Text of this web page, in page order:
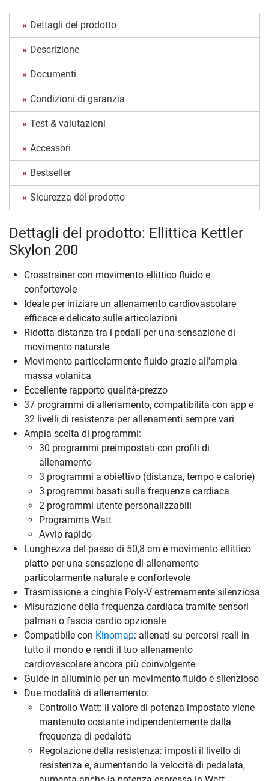
Dettagli del prodotto
Descrizione
Documenti
Condizioni di garanzia
Test & valutazioni
Accessori
Bestseller
Sicurezza del prodotto
Dettagli del prodotto: Ellittica Kettler
Skylon 200
Crosstrainer con movimento ellittico fluido e
confortevole
Ideale per iniziare un allenamento cardiovascolare
efficace e delicato sulle articolazioni
Ridotta distanza tra i pedali per una sensazione di
movimento naturale
Movimento particolarmente fluido grazie all'ampia
massa volanica
Eccellente rapporto qualità-prezzo
37 programmi di allenamento, compatibilità con app e
32 livelli di resistenza per allenamenti sempre vari
Ampia scelta di programmi:
30 programmi preimpostati con profili di
allenamento
3 programmi a obiettivo (distanza, tempo e calorie)
3 programmi basati sulla frequenza cardiaca
2 programmi utente personalizzabili
Programma Watt
Avvio rapido
Lunghezza del passo di 50,8 cm e movimento ellittico
piatto per una sensazione di allenamento
particolarmente naturale e confortevole
Trasmissione a cinghia Poly-V estremamente silenziosa
Misurazione della frequenza cardiaca tramite sensori
palmari o fascia cardio opzionale
Compatibile con Kinomap: allenati su percorsi reali in
tutto il mondo e rendi il tuo allenamento
cardiovascolare ancora più coinvolgente
Guide in alluminio per un movimento fluido e silenzioso
Due modalità di allenamento:
Controllo Watt: il valore di potenza impostato viene
mantenuto costante indipendentemente dalla
frequenza di pedalata
Regolazione della resistenza: imposti il livello di
resistenza e, aumentando la velocità di pedalata,